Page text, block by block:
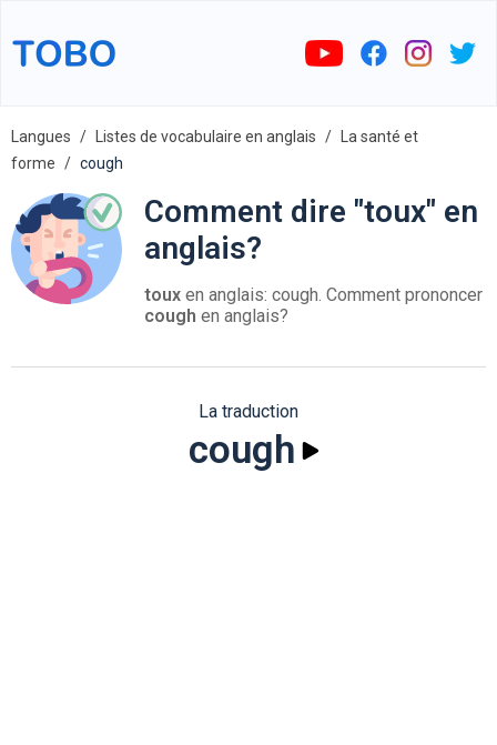
Langues Listes de vocabulaire en anglais
La santé et
forme
cough
Comment dire "toux" en
anglais?
toux en anglais: cough. Comment prononcer
cough en anglais?
La traduction
cough